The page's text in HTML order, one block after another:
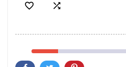
 